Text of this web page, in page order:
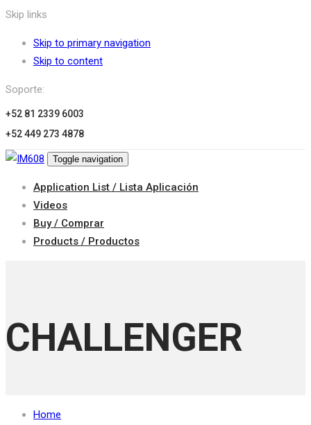
Skip links
Skip to primary navigation
Skip to content
Soporte:
+52 81 2339 6003
+52 449 273 4878
Toggle navigation
Application List / Lista Aplicación
Videos
Buy / Comprar
Products / Productos
CHALLENGER
Home